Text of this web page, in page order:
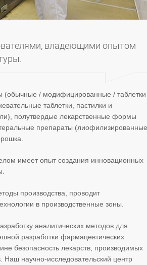
владеющими опытом
(обычные / модифицированные / таблетки
таблетки, пастилки и
полутвердые лекарственные формы
препараты (лиофилизированные
имеет опыт создания инновационных
производства, проводит
в производственные зоны.
аналитических методов для
разработки фармацевтических
безопасность лекарств, производимых
научно-исследовательский центр